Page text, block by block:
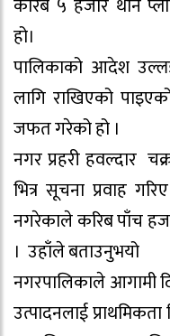
करिब ५ हजार थान
हो।
पालिकाको आदेश
लागि राखिएको
जफत गरेको हो ।
नगर प्रहरी हवल्दार
भित्र सूचना प्रवाह
नगरेकाले करिब पाँच
। उहाँले बताउनुभयो
नगरपालिकाले आगामी
उत्पादनलाई